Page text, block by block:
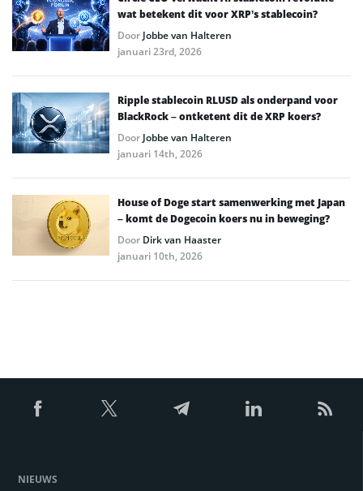
wat betekent dit voor XRP’s stablecoin?
Door Jobbe van Halteren
januari 23rd, 2026
Ripple stablecoin RLUSD als onderpand voor
BlackRock – ontketent dit de XRP koers?
Door Jobbe van Halteren
januari 14th, 2026
House of Doge start samenwerking met Japan
– komt de Dogecoin koers nu in beweging?
Door Dirk van Haaster
januari 10th, 2026
NIEUWS